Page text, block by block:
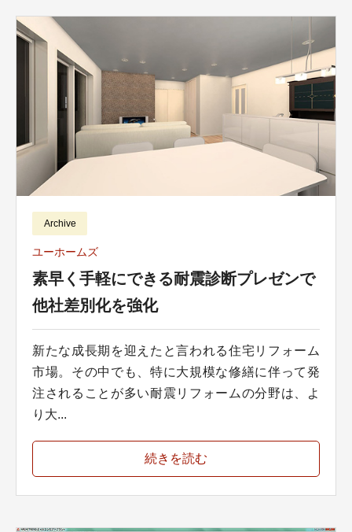
Archive
ユーホームズ
素早く手軽にできる耐震診断プレゼンで
他社差別化を強化
新たな成長期を迎えたと言われる住宅リフォーム
市場。その中でも、特に大規模な修繕に伴って発
注されることが多い耐震リフォームの分野は、よ
り大...
続きを読む